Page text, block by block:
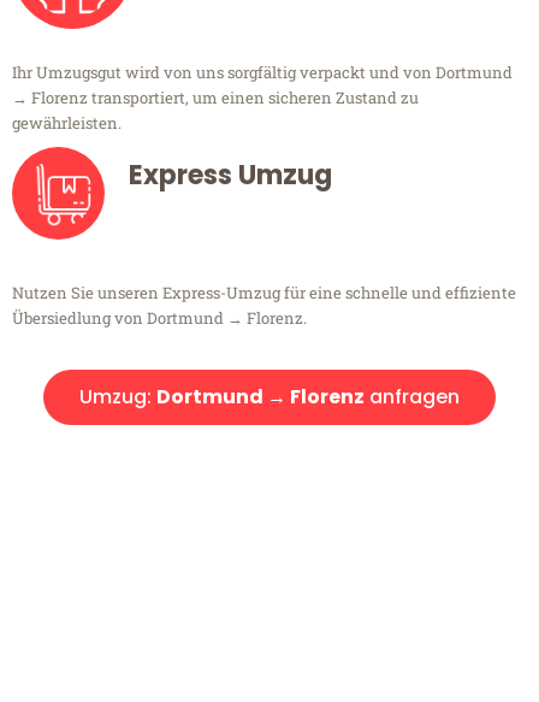
Ihr Umzugsgut wird von uns sorgfältig verpackt und von Dortmund
→ Florenz transportiert, um einen sicheren Zustand zu
gewährleisten.
Express Umzug
Nutzen Sie unseren Express-Umzug für eine schnelle und effiziente
Übersiedlung von Dortmund → Florenz.
Umzug: Dortmund → Florenz anfragen